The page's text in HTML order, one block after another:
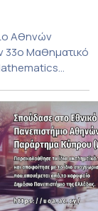
Αθηνών
33ο Μαθηματικό
αυτόν
135
συμμετείχαν
Αριστοτέλειο